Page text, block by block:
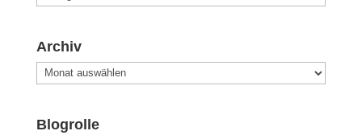
Archiv
Archiv
Blogrolle